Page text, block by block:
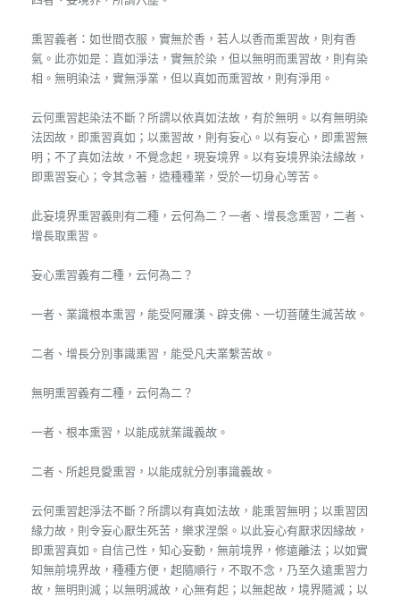
熏習義者：如世間衣服，實無於香，若人以香而熏習故，則有香
氣。此亦如是：直如淨法，實無於染，但以無明而熏習故，則有染
相。無明染法，實無淨業，但以真如而熏習故，則有淨用。
云何熏習起染法不斷？所謂以依真如法故，有於無明。以有無明染
法因故，即熏習真如；以熏習故，則有妄心。以有妄心，即熏習無
明；不了真如法故，不覺念起，現妄境界。以有妄境界染法緣故，
即熏習妄心；令其念著，造種種業，受於一切身心等苦。
此妄境界熏習義則有二種，云何為二？一者、增長念熏習，二者、
增長取熏習。
妄心熏習義有二種，云何為二？
一者、業識根本熏習，能受阿羅漢、辟支佛、一切菩薩生滅苦故。
二者、增長分別事識熏習，能受凡夫業繫苦故。
無明熏習義有二種，云何為二？
一者、根本熏習，以能成就業識義故。
二者、所起見愛熏習，以能成就分別事識義故。
云何熏習起淨法不斷？所謂以有真如法故，能熏習無明；以熏習因
緣力故，則令妄心厭生死苦，樂求涅槃。以此妄心有厭求因緣故，
即熏習真如。自信己性，知心妄動，無前境界，修遠離法；以如實
知無前境界故，種種方便，起隨順行，不取不念，乃至久遠熏習力
故，無明則滅；以無明滅故，心無有起；以無起故，境界隨滅；以